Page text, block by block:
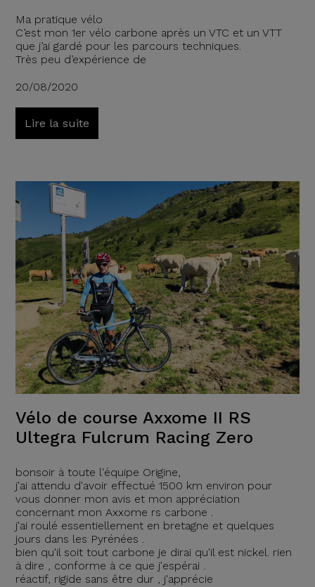
Ma pratique vélo
C’est mon 1er vélo carbone après un VTC et un VTT
que j’ai gardé pour les parcours techniques.
Très peu d’expérience de
20/08/2020
Lire la suite
Vélo de course Axxome II RS
Ultegra Fulcrum Racing Zero
bonsoir à toute l'équipe Origine,
j'ai attendu d'avoir effectué 1500 km environ pour
vous donner mon avis et mon appréciation
concernant mon Axxome rs carbone .
j'ai roulé essentiellement en bretagne et quelques
jours dans les Pyrénées .
bien qu'il soit tout carbone je dirai qu'il est nickel. rien
à dire , conforme à ce que j'espérai .
réactif, rigide sans être dur , j'apprécie